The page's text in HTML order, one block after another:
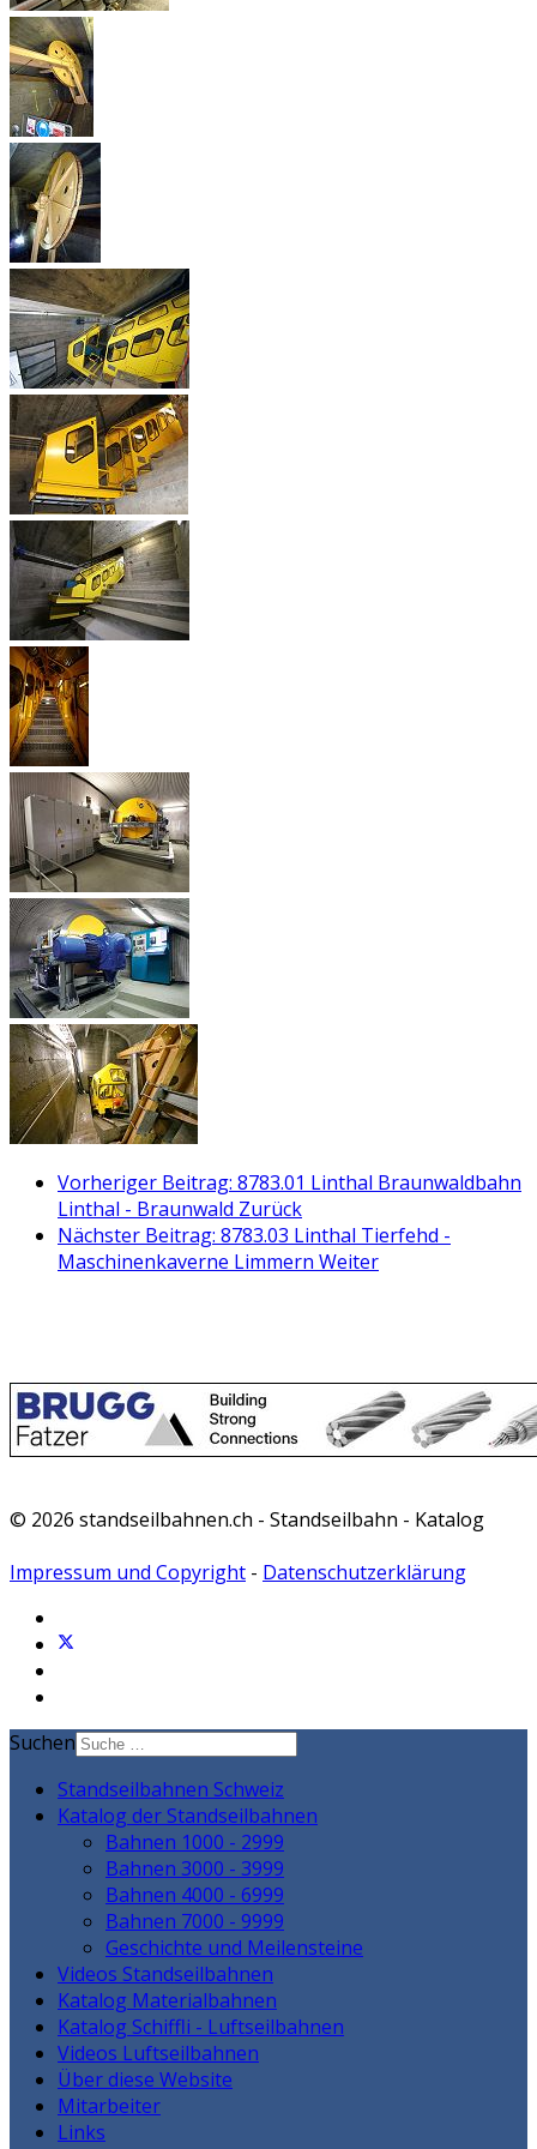
Vorheriger Beitrag: 8783.01 Linthal Braunwaldbahn
Linthal - Braunwald Zurück
Nächster Beitrag: 8783.03 Linthal Tierfehd -
Maschinenkaverne Limmern Weiter
© 2026 standseilbahnen.ch - Standseilbahn - Katalog
Impressum und Copyright - Datenschutzerklärung
Suchen
Standseilbahnen Schweiz
Katalog der Standseilbahnen
Bahnen 1000 - 2999
Bahnen 3000 - 3999
Bahnen 4000 - 6999
Bahnen 7000 - 9999
Geschichte und Meilensteine
Videos Standseilbahnen
Katalog Materialbahnen
Katalog Schiffli - Luftseilbahnen
Videos Luftseilbahnen
Über diese Website
Mitarbeiter
Links